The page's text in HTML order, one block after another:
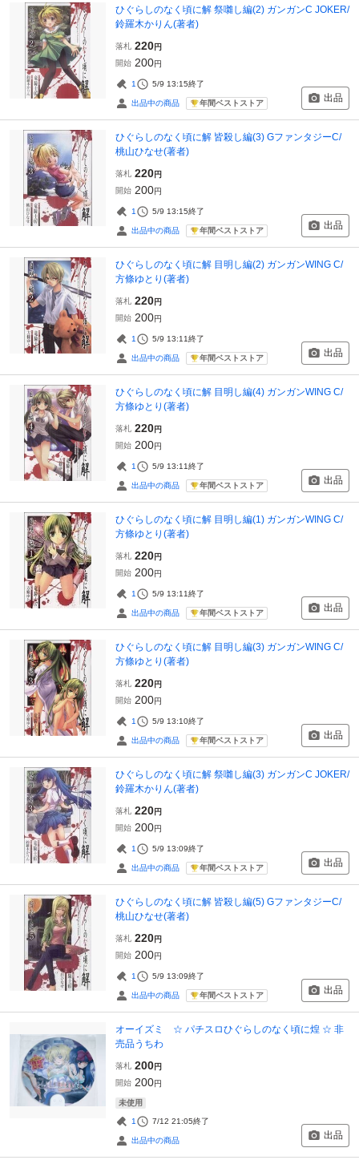
ひぐらしのなく頃に解 祭囃し編(2) ガンガンC JOKER/
鈴羅木かりん(著者)
落札 220円
開始 200円
1 5/9 13:15終了
出品中の商品 年間ベストストア 出品
ひぐらしのなく頃に解 皆殺し編(3) GファンタジーC/
桃山ひなせ(著者)
落札 220円
開始 200円
1 5/9 13:15終了
出品中の商品 年間ベストストア 出品
ひぐらしのなく頃に解 目明し編(2) ガンガンWING C/
方條ゆとり(著者)
落札 220円
開始 200円
1 5/9 13:11終了
出品中の商品 年間ベストストア 出品
ひぐらしのなく頃に解 目明し編(4) ガンガンWING C/
方條ゆとり(著者)
落札 220円
開始 200円
1 5/9 13:11終了
出品中の商品 年間ベストストア 出品
ひぐらしのなく頃に解 目明し編(1) ガンガンWING C/
方條ゆとり(著者)
落札 220円
開始 200円
1 5/9 13:11終了
出品中の商品 年間ベストストア 出品
ひぐらしのなく頃に解 目明し編(3) ガンガンWING C/
方條ゆとり(著者)
落札 220円
開始 200円
1 5/9 13:10終了
出品中の商品 年間ベストストア 出品
ひぐらしのなく頃に解 祭囃し編(3) ガンガンC JOKER/
鈴羅木かりん(著者)
落札 220円
開始 200円
1 5/9 13:09終了
出品中の商品 年間ベストストア 出品
ひぐらしのなく頃に解 皆殺し編(5) GファンタジーC/
桃山ひなせ(著者)
落札 220円
開始 200円
1 5/9 13:09終了
出品中の商品 年間ベストストア 出品
オーイズミ ☆ パチスロひぐらしのなく頃に煌 ☆ 非
売品うちわ
落札 200円
開始 200円
未使用
1 7/12 21:05終了
出品中の商品 出品